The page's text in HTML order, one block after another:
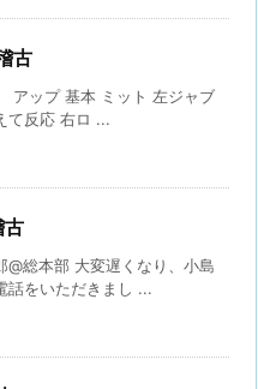
古
アップ 基本 ミット 左ジャブ
て反応 右ロ ...
@総本部 大変遅くなり、小島
話をいただきまし ...